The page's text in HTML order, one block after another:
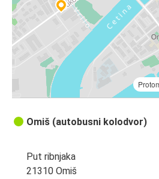
Trogir
Omiš
Zadar
Omiš
Mostar
Omiš
Trogir
Omiš (autobusni kolodvor)
Put ribnjaka
21310 Omiš